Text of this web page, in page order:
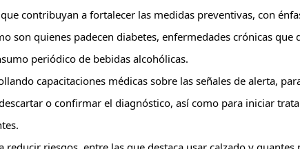
contribuyan a fortalecer las medidas preventivas, con
son quienes padecen diabetes, enfermedades crónicas que
periódico de bebidas alcohólicas.
capacitaciones médicas sobre las señales de alerta,
o confirmar el diagnóstico, así como para iniciar